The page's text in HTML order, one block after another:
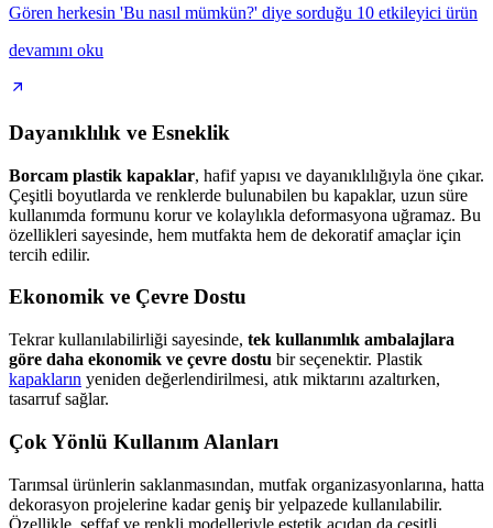
Gören herkesin 'Bu nasıl mümkün?' diye sorduğu 10 etkileyici ürün
devamını oku
Dayanıklılık ve Esneklik
Borcam plastik kapaklar, hafif yapısı ve dayanıklılığıyla öne çıkar.
Çeşitli boyutlarda ve renklerde bulunabilen bu kapaklar, uzun süre
kullanımda formunu korur ve kolaylıkla deformasyona uğramaz. Bu
özellikleri sayesinde, hem mutfakta hem de dekoratif amaçlar için
tercih edilir.
Ekonomik ve Çevre Dostu
Tekrar kullanılabilirliği sayesinde, tek kullanımlık ambalajlara
göre daha ekonomik ve çevre dostu bir seçenektir. Plastik
kapakların yeniden değerlendirilmesi, atık miktarını azaltırken,
tasarruf sağlar.
Çok Yönlü Kullanım Alanları
Tarımsal ürünlerin saklanmasından, mutfak organizasyonlarına, hatta
dekorasyon projelerine kadar geniş bir yelpazede kullanılabilir.
Özellikle, şeffaf ve renkli modelleriyle estetik açıdan da çeşitli